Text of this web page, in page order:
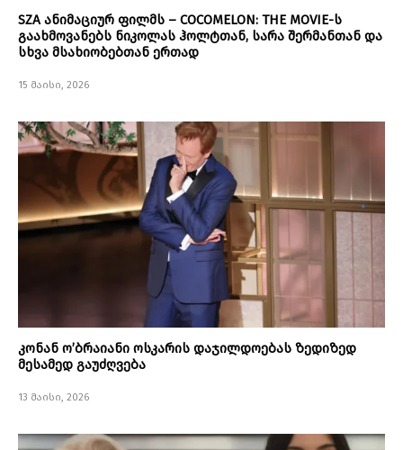
SZA ანიმაციურ ფილმს – COCOMELON: THE MOVIE-ს
გაახმოვანებს ნიკოლას ჰოლტთან, სარა შერმანთან და
სხვა მსახიობებთან ერთად
15 მაისი, 2026
კონან ო’ბრაიანი ოსკარის დაჯილდოებას ზედიზედ
მესამედ გაუძღვება
13 მაისი, 2026